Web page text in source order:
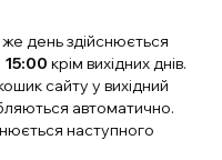
день здійснюється
15:00 крім вихідних днів.
сайту у вихідний
автоматично.
наступного